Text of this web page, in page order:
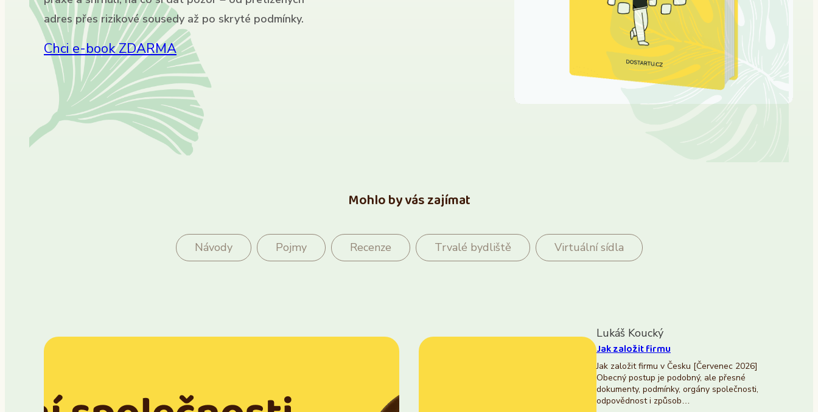
adres přes rizikové sousedy až po skryté podmínky.
Chci e-book ZDARMA
Mohlo by vás zajímat
Návody Pojmy Recenze Trvalé bydliště Virtuální sídla
Lukáš Koucký
Jak založit firmu
Jak založit firmu v Česku [Červenec 2026]
Obecný postup je podobný, ale přesné
dokumenty, podmínky, orgány společnosti,
odpovědnost i způsob…